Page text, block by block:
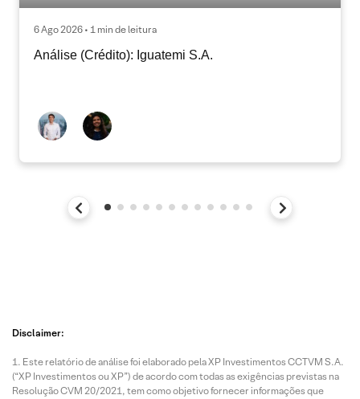
6 Ago 2026 • 1 min de leitura
Análise (Crédito): Iguatemi S.A.
Disclaimer:
Este relatório de análise foi elaborado pela XP Investimentos CCTVM S.A.
(“XP Investimentos ou XP”) de acordo com todas as exigências previstas na
Resolução CVM 20/2021, tem como objetivo fornecer informações que